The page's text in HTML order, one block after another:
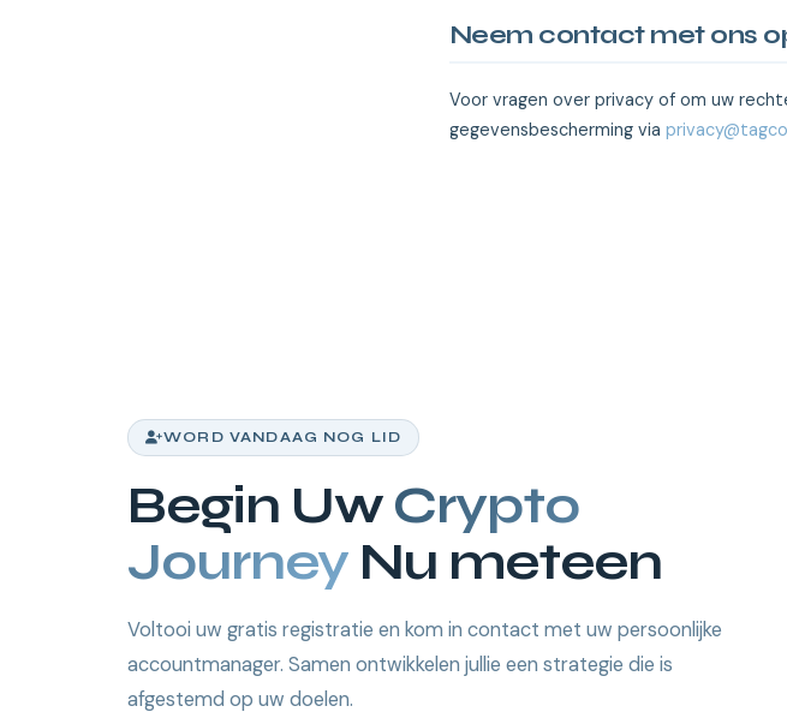
Neem contact met ons
Voor vragen over privacy of om uw
gegevensbescherming via
WORD VANDAAG NOG LID
Begin UwCrypto
JourneyNu meteen
Voltooi uw gratis registratie en kom in contact met uw persoonlijke
accountmanager. Samen ontwikkelen jullie een strategie die is
afgestemd op uw doelen.